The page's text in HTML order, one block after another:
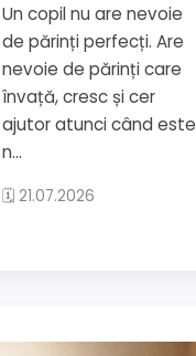
Un copil nu are nevoie
de părinți perfecți. Are
nevoie de părinți care
învață, cresc și cer
ajutor atunci când este
n...
🗓 21.07.2026